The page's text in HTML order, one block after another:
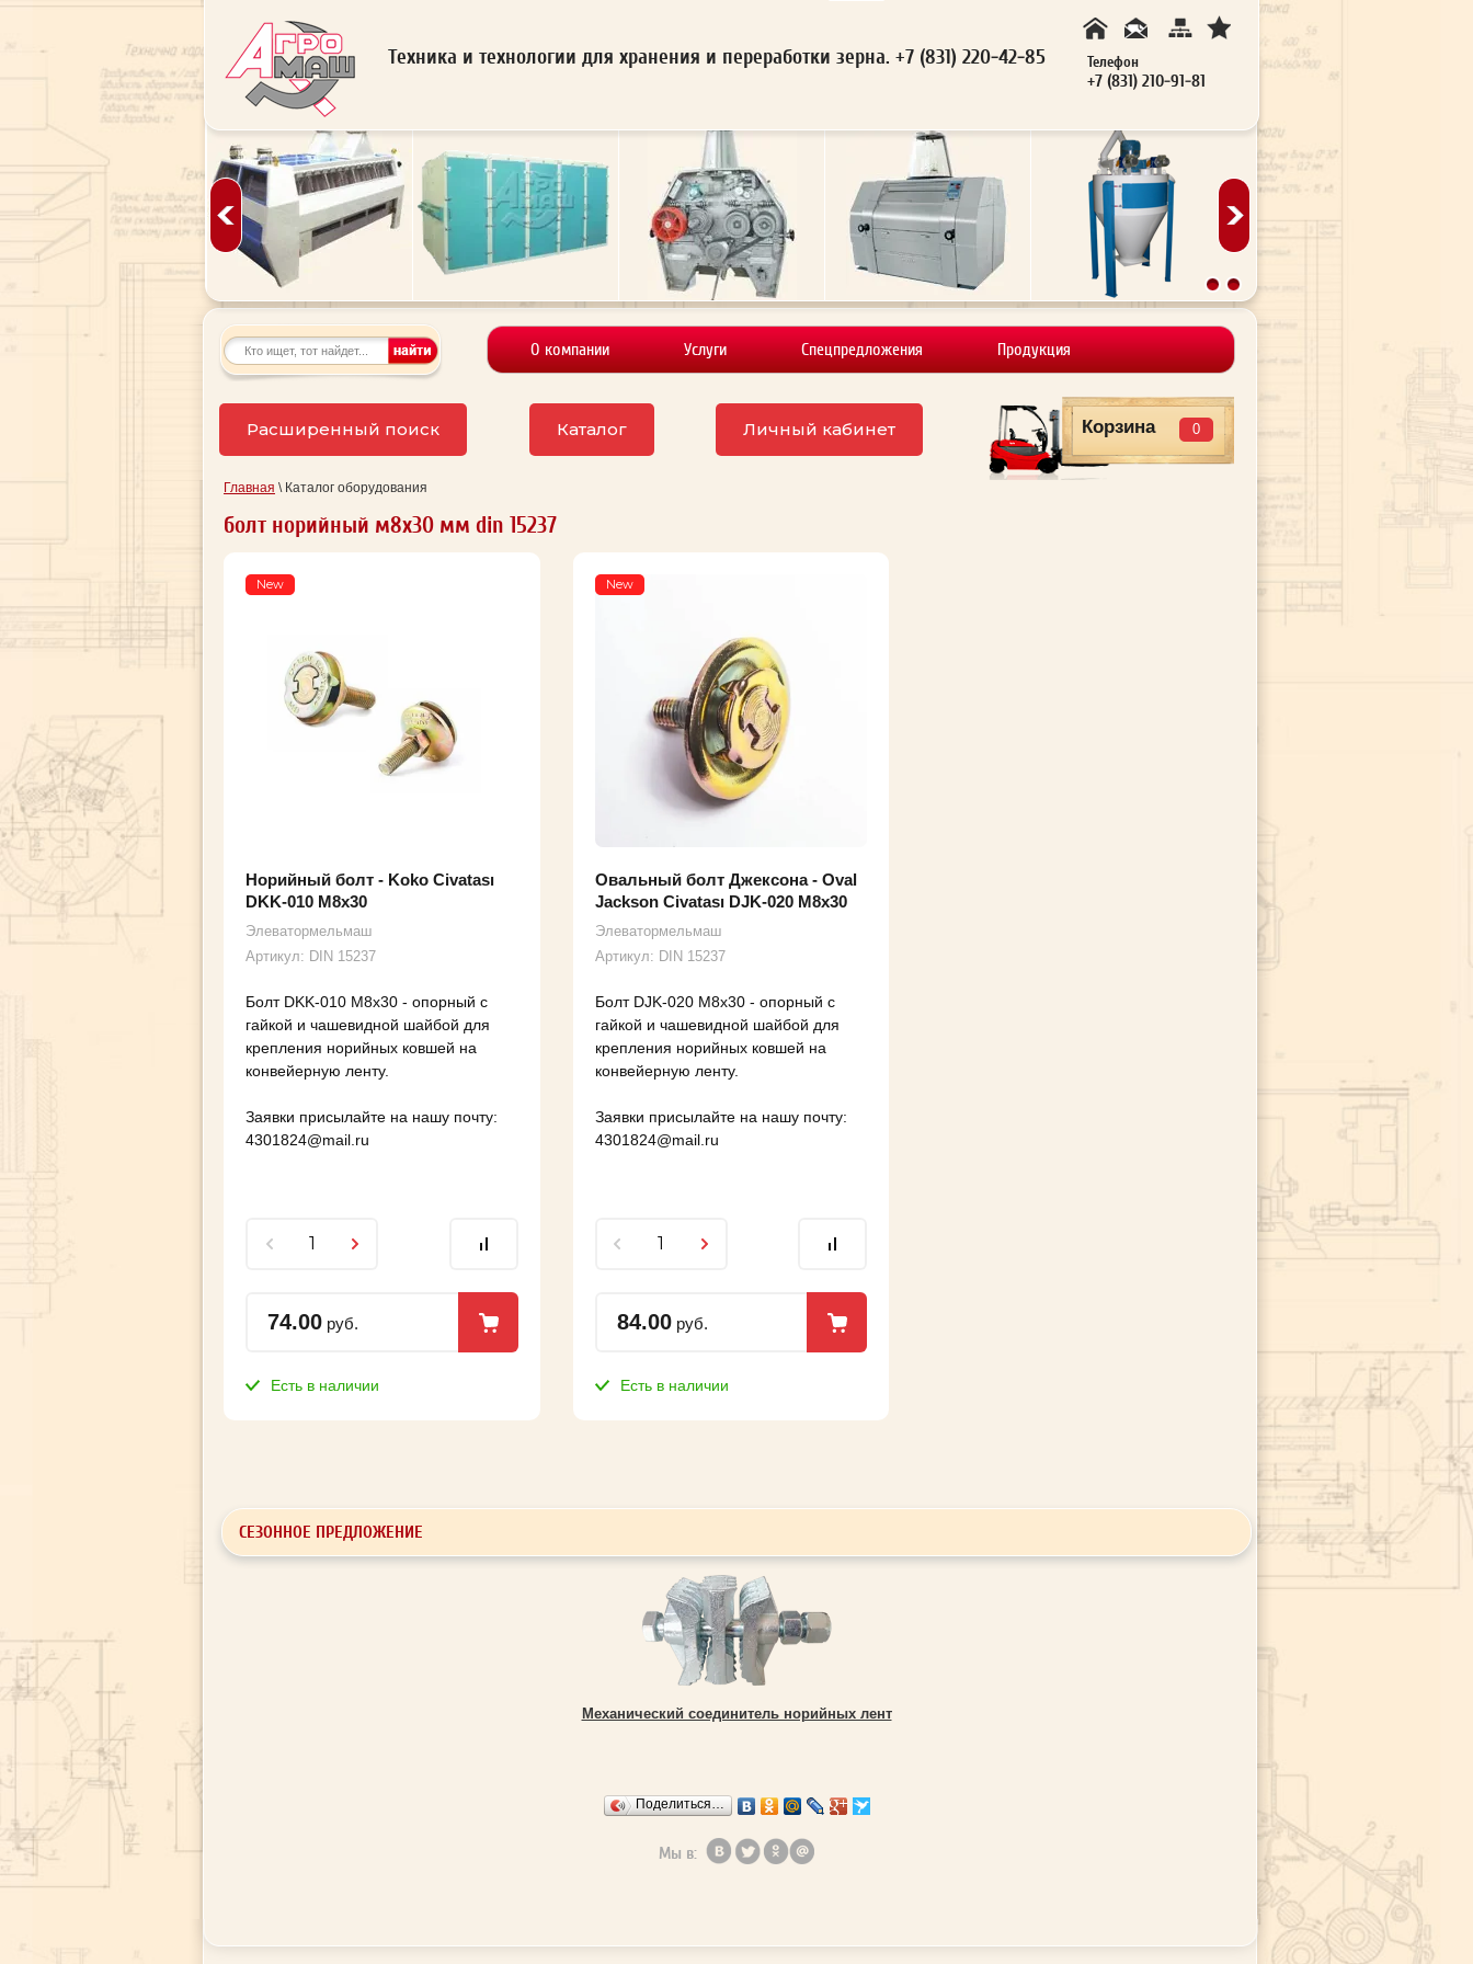
Техника и технологии для хранения и переработки зерна. +7 (831) 220-42-85 Телефон
+7 (831) 210-91-81
О компании Услуги Спецпредложения Продукция
Расширенный поиск Каталог Личный кабинет Корзина 0
Главная \ Каталог оборудования
болт норийный м8х30 мм din 15237
New
Норийный болт - Koko Civatası
DKK-010 M8x30
Элеватормельмаш
Артикул: DIN 15237
Болт DKK-010 M8x30 - опорный с
гайкой и чашевидной шайбой для
крепления норийных ковшей на
конвейерную ленту.
Заявки присылайте на нашу почту:
4301824@mail.ru
74.00 руб.
Есть в наличии
New
Овальный болт Джексона - Oval
Jackson Civatası DJK-020 M8x30
Элеватормельмаш
Артикул: DIN 15237
Болт DJK-020 M8x30 - опорный с
гайкой и чашевидной шайбой для
крепления норийных ковшей на
конвейерную ленту.
Заявки присылайте на нашу почту:
4301824@mail.ru
84.00руб.
Есть в наличии
СЕЗОННОЕ ПРЕДЛОЖЕНИЕ
Механический соединитель норийных лент
Поделиться…
Мы в: